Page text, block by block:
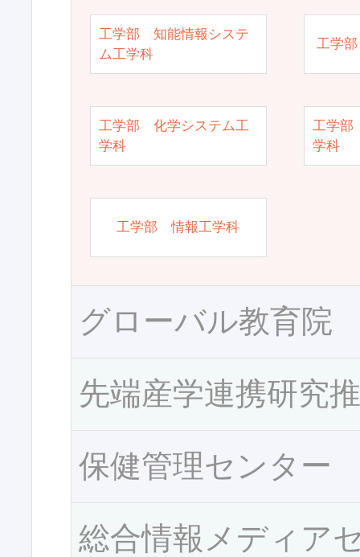
工学部 知能情報システ
ム工学科
工学
工学部 化学システム工
学科
工学部
学科
工学部 情報工学科
グローバル教育院
先端産学連携研究
保健管理センター
総合情報メディア